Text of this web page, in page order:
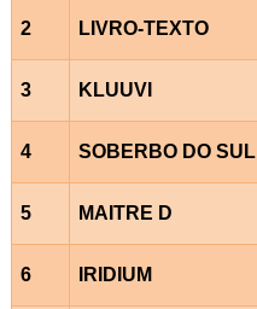
2 LIVRO-TEXTO
3 KLUUVI
4 SOBERBO DO SUL
5 MAITRE D
6 IRIDIUM